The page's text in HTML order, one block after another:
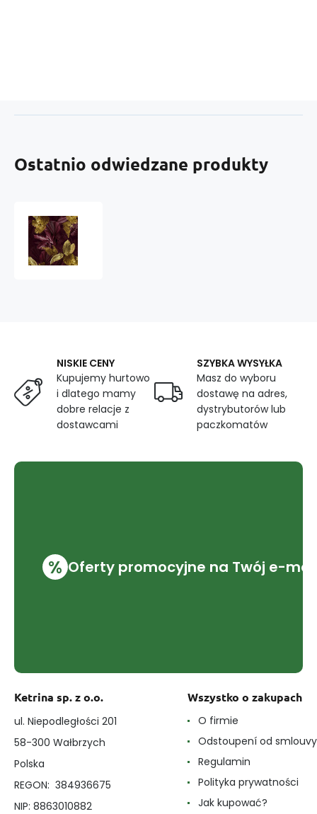
Ostatnio odwiedzane produkty
NISKIE CENY
Kupujemy hurtowo
i dlatego mamy
dobre relacje z
dostawcami
SZYBKA WYSYŁKA
Masz do wyboru
dostawę na adres,
dystrybutorów lub
paczkomatów
% Oferty promocyjne na Twój e-mail
Ketrina sp. z o.o.
ul. Niepodległości 201
58-300 Wałbrzych
Polska
REGON: 384936675
NIP: 8863010882
Wszystko o zakupach
O firmie
Odstoupení od smlouvy
Regulamin
Polityka prywatności
Jak kupować?